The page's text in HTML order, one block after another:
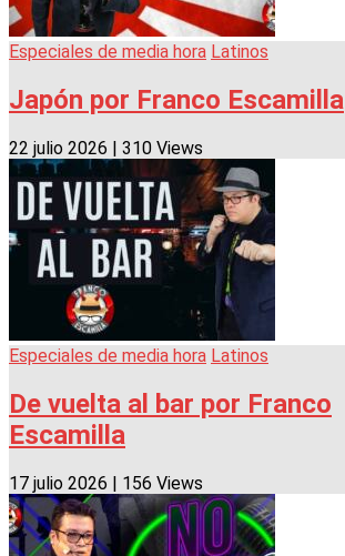
Especiales de media hora Latinos
Japón por Franco Escamilla
22 julio 2026 | 310 Views
Especiales de media hora Latinos
De vuelta al bar por Franco
Escamilla
17 julio 2026 | 156 Views